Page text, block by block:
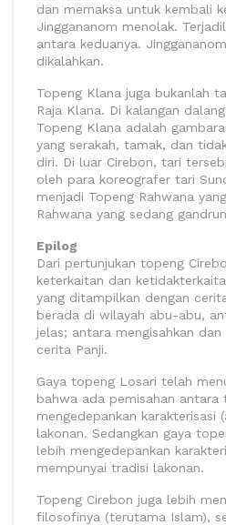
dan memaksa untuk kembali
Jinggananom menolak.
antara keduanya.
dikalahkan.
Topeng Klana juga bukanlah
Raja Klana. Di kalangan
Topeng Klana adalah
yang serakah, tamak, dan
diri. Di luar Cirebon, tari
oleh para koreografer tari
menjadi Topeng Rahwana
Rahwana yang sedang
Epilog
Dari pertunjukan topeng
keterkaitan dan
yang ditampilkan dengan
berada di wilayah abu-abu,
jelas; antara mengisahkan
cerita Panji.
Gaya topeng Losari telah
bahwa ada pemisahan antara
mengedepankan karakterisasi
lakonan. Sedangkan gaya
lebih mengedepankan
mempunyai tradisi lakonan.
Topeng Cirebon juga lebih
filosofinya (terutama Islam),